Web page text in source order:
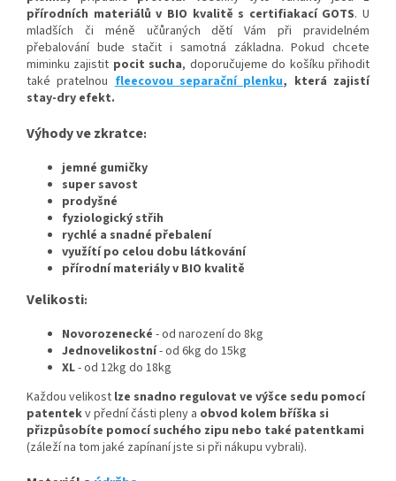
přírodních materiálů v BIO kvalitě s certifiakací GOTS. U
mladších či méně učůraných dětí Vám při pravidelném
přebalování bude stačit i samotná základna. Pokud chcete
miminku zajistit pocit sucha, doporučujeme do košíku přihodit
také pratelnoufleecovou separační plenku, která zajistí
stay-dry efekt.
Výhody ve zkratce:
jemné gumičky
super savost
prodyšné
fyziologický střih
rychlé a snadné přebalení
využítí po celou dobu látkování
přírodní materiály v BIO kvalitě
Velikosti:
Novorozenecké - od narození do 8kg
Jednovelikostní- od 6kg do 15kg
XL- od 12kg do 18kg
Každou velikost lze snadno regulovat ve výšce sedu pomocí
patentekv přední části pleny a obvod kolem bříška si
přizpůsobíte pomocí suchého zipu nebo také patentkami
(záleží na tom jaké zapínaní jste si při nákupu vybrali).